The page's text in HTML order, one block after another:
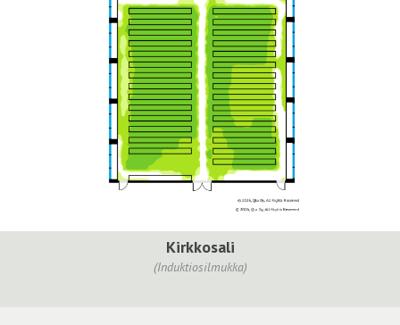
Kirkkosali
(Induktiosilmukka)